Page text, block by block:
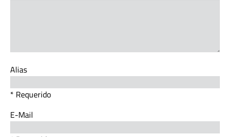
Alias
* Requerido
E-Mail